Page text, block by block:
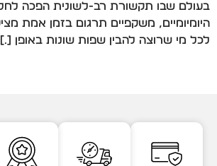
בעולם שבו תקשורת רב-לשונית הפכה
היומיומיים, משקפיים תרגום בזמן אמת
לכל מי שרוצה להבין שפות שונות באופן […]